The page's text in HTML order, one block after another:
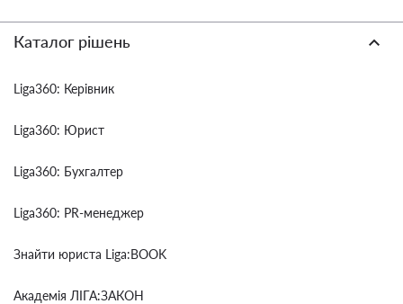
Каталог рішень
Liga360: Керівник
Liga360: Юрист
Liga360: Бухгалтер
Liga360: PR-менеджер
Знайти юриста Liga:BOOK
Академія ЛІГА:ЗАКОН